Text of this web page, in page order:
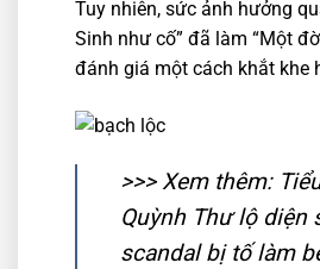
Tuy nhiên, sức ảnh hưởng
Sinh như cố” đã làm “Một
đánh giá một cách khắt khe
>>> Xem thêm:
Quỳnh Thư lộ diện
scandal bị tố làm